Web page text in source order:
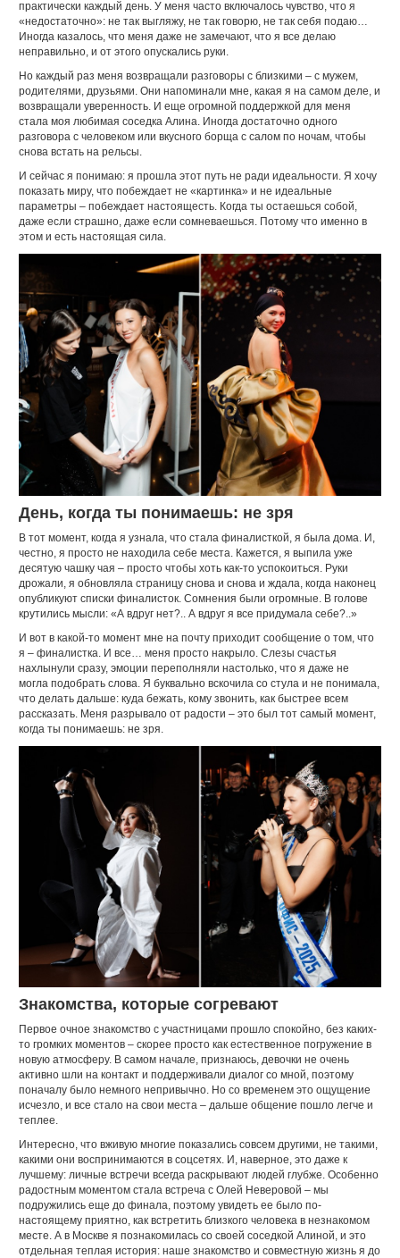
практически каждый день. У меня часто включалось чувство, что я
«недостаточно»: не так выгляжу, не так говорю, не так себя подаю…
Иногда казалось, что меня даже не замечают, что я все делаю
неправильно, и от этого опускались руки.
Но каждый раз меня возвращали разговоры с близкими – с мужем,
родителями, друзьями. Они напоминали мне, какая я на самом деле, и
возвращали уверенность. И еще огромной поддержкой для меня
стала моя любимая соседка Алина. Иногда достаточно одного
разговора с человеком или вкусного борща с салом по ночам, чтобы
снова встать на рельсы.
И сейчас я понимаю: я прошла этот путь не ради идеальности. Я хочу
показать миру, что побеждает не «картинка» и не идеальные
параметры – побеждает настоящесть. Когда ты остаешься собой,
даже если страшно, даже если сомневаешься. Потому что именно в
этом и есть настоящая сила.
День, когда ты понимаешь: не зря
В тот момент, когда я узнала, что стала финалисткой, я была дома. И,
честно, я просто не находила себе места. Кажется, я выпила уже
десятую чашку чая – просто чтобы хоть как-то успокоиться. Руки
дрожали, я обновляла страницу снова и снова и ждала, когда наконец
опубликуют списки финалисток. Сомнения были огромные. В голове
крутились мысли: «А вдруг нет?.. А вдруг я все придумала себе?..»
И вот в какой-то момент мне на почту приходит сообщение о том, что
я – финалистка. И все… меня просто накрыло. Слезы счастья
нахлынули сразу, эмоции переполняли настолько, что я даже не
могла подобрать слова. Я буквально вскочила со стула и не понимала,
что делать дальше: куда бежать, кому звонить, как быстрее всем
рассказать. Меня разрывало от радости – это был тот самый момент,
когда ты понимаешь: не зря.
Знакомства, которые согревают
Первое очное знакомство с участницами прошло спокойно, без каких-
то громких моментов – скорее просто как естественное погружение в
новую атмосферу. В самом начале, признаюсь, девочки не очень
активно шли на контакт и поддерживали диалог со мной, поэтому
поначалу было немного непривычно. Но со временем это ощущение
исчезло, и все стало на свои места – дальше общение пошло легче и
теплее.
Интересно, что вживую многие показались совсем другими, не такими,
какими они воспринимаются в соцсетях. И, наверное, это даже к
лучшему: личные встречи всегда раскрывают людей глубже. Особенно
радостным моментом стала встреча с Олей Неверовой – мы
подружились еще до финала, поэтому увидеть ее было по-
настоящему приятно, как встретить близкого человека в незнакомом
месте. А в Москве я познакомилась со своей соседкой Алиной, и это
отдельная теплая история: наше знакомство и совместную жизнь я до